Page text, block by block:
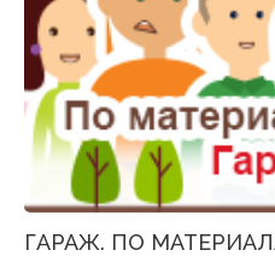
ГАРАЖ. ПО